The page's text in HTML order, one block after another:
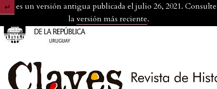
Volver a los detalles del artículo
Esta es un versión antigua publicada el julio 26, 2021. Consulte
la versión más reciente.